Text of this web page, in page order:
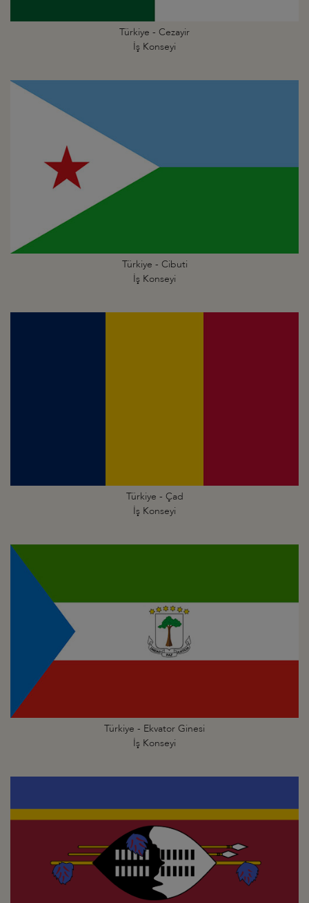
Türkiye - Cezayir
İş Konseyi
Türkiye - Cibuti
İş Konseyi
Türkiye - Çad
İş Konseyi
Türkiye - Ekvator Ginesi
İş Konseyi